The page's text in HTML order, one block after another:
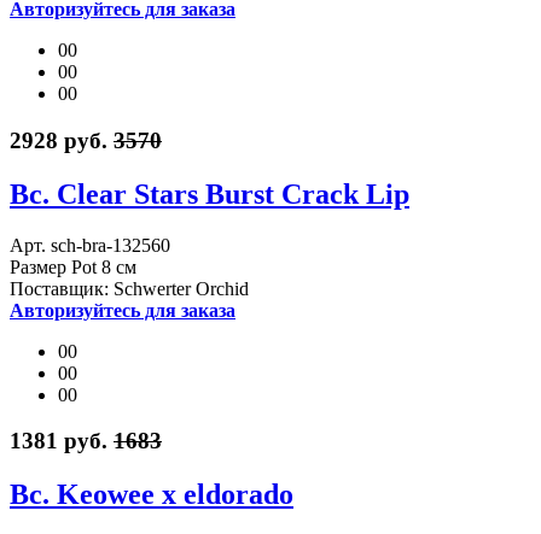
Авторизуйтесь для заказа
00
00
00
2928 руб. 3570
Bc. Clear Stars Burst Crack Lip
Арт. sch-bra-132560
Размер Pot 8 см
Поставщик: Schwerter Orchid
Авторизуйтесь для заказа
00
00
00
1381 руб. 1683
Bc. Keowee x eldorado